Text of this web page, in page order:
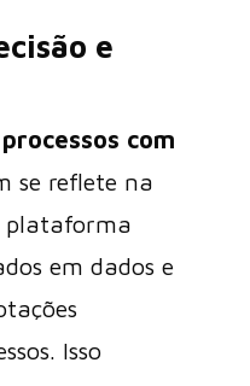
e
com
se reflete na
plataforma
em dados e
Isso